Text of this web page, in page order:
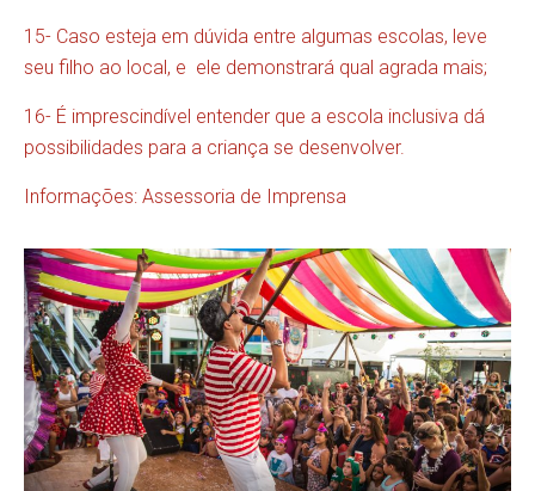
15- Caso esteja em dúvida entre algumas escolas, leve
seu filho ao local, e ele demonstrará qual agrada mais;
16- É imprescindível entender que a escola inclusiva dá
possibilidades para a criança se desenvolver.
Informações: Assessoria de Imprensa